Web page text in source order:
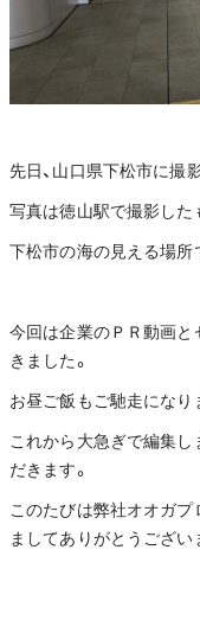
先日、山口県下松市に撮
写真は徳山駅で撮影した
下松市の海の見える場所
今回は企業のＰＲ動画
きました。
お昼ご飯もご馳走になり
これから大急ぎで編集し
だきます。
このたびは弊社オオガ
ましてありがとうござい